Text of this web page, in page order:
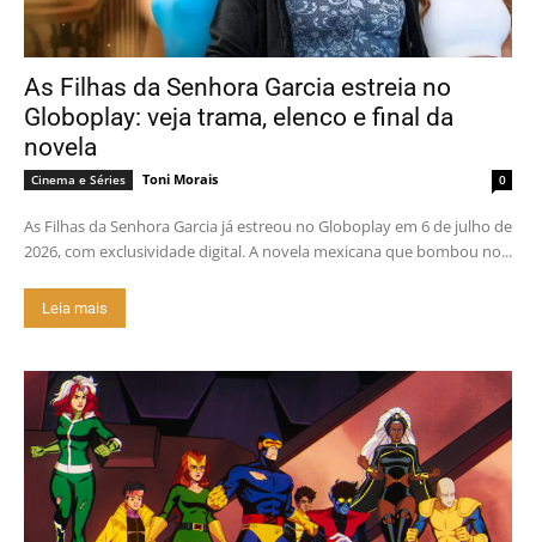
As Filhas da Senhora Garcia estreia no
Globoplay: veja trama, elenco e final da
novela
Cinema e Séries Toni Morais 0
As Filhas da Senhora Garcia já estreou no Globoplay em 6 de julho de
2026, com exclusividade digital. A novela mexicana que bombou no...
Leia mais